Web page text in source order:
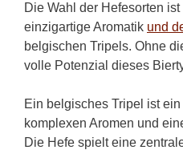
Die Wahl der Hefesorten
einzigartige Aromatik und
belgischen Tripels. Ohne
volle Potenzial dieses
Ein belgisches Tripel ist ein
komplexen Aromen und
Die Hefe spielt eine